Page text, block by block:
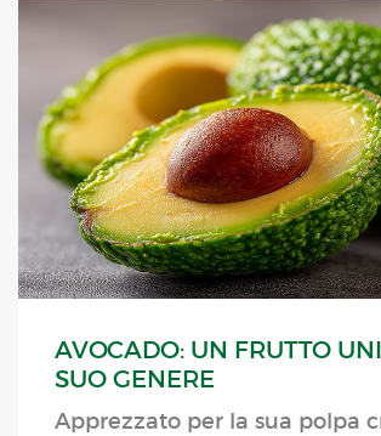
AVOCADO: UN FRUTTO
SUO GENERE
Apprezzato per la sua polpa